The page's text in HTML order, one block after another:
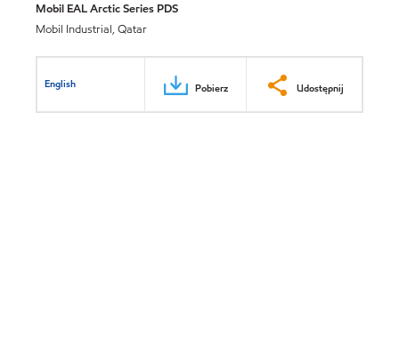
Mobil EAL Arctic Series PDS
Mobil Industrial, Qatar
English Pobierz Udostępnij